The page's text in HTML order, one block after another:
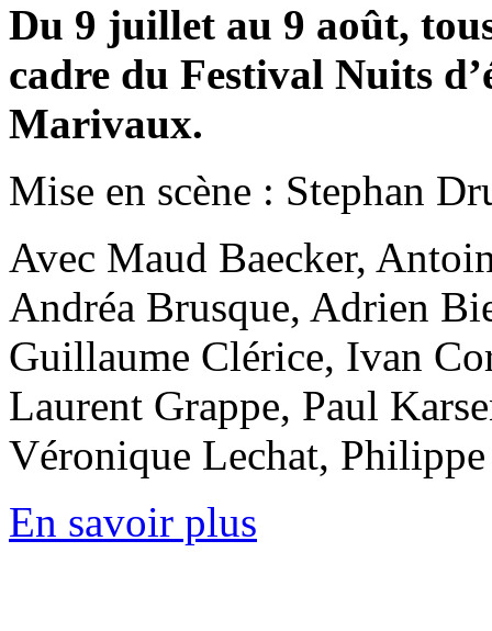
Du 9 juillet au 9 août,
cadre du Festival Nuits
Marivaux.
Mise en scène : Stephan
Avec Maud Baecker,
Andréa Brusque, Adrien
Guillaume Clérice, Ivan
Laurent Grappe, Paul
Véronique Lechat,
En savoir plus